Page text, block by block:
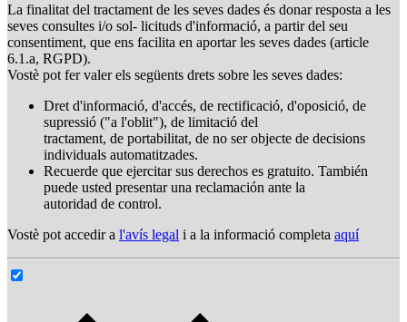
La finalitat del tractament de les seves dades és donar resposta a les
seves consultes i/o sol- licituds d'informació, a partir del seu
consentiment, que ens facilita en aportar les seves dades (article
6.1.a, RGPD).
Vostè pot fer valer els següents drets sobre les seves dades:
Dret d'informació, d'accés, de rectificació, d'oposició, de
supressió ("a l'oblit"), de limitació del
tractament, de portabilitat, de no ser objecte de decisions
individuals automatitzades.
Recuerde que ejercitar sus derechos es gratuito. También
puede usted presentar una reclamación ante la
autoridad de control.
Vostè pot accedir a l'avís legal i a la informació completa aquí